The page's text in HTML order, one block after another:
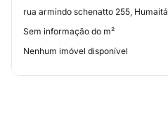
rua armindo schenatto 255, Humaitá
Sem informação do m²
Nenhum imóvel disponível